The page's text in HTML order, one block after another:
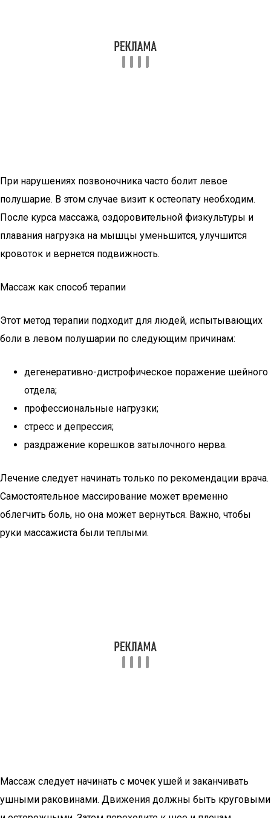
При нарушениях позвоночника часто болит левое
полушарие. В этом случае визит к остеопату необходим.
После курса массажа, оздоровительной физкультуры и
плавания нагрузка на мышцы уменьшится, улучшится
кровоток и вернется подвижность.
Массаж как способ терапии
Этот метод терапии подходит для людей, испытывающих
боли в левом полушарии по следующим причинам:
дегенеративно-дистрофическое поражение шейного
отдела;
профессиональные нагрузки;
стресс и депрессия;
раздражение корешков затылочного нерва.
Лечение следует начинать только по рекомендации врача.
Самостоятельное массирование может временно
облегчить боль, но она может вернуться. Важно, чтобы
руки массажиста были теплыми.
Массаж следует начинать с мочек ушей и заканчивать
ушными раковинами. Движения должны быть круговыми